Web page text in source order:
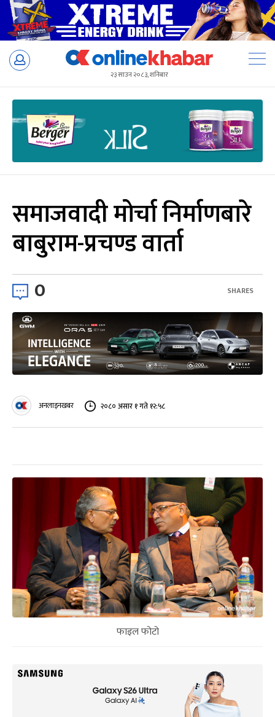
Skip
२३ साउन २०८३, शनिबार
समाजवादी मोर्चा निर्माणबारे
बाबुराम-प्रचण्ड वार्ता
0 SHARES
अनलाइनखबर २०८० असार १ गते १२:५८
फाइल फोटो